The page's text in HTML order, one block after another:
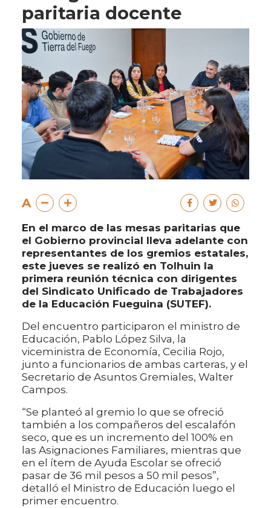
paritaria docente
A
En el marco de las mesas paritarias que
el Gobierno provincial lleva adelante con
representantes de los gremios estatales,
este jueves se realizó en Tolhuin la
primera reunión técnica con dirigentes
del Sindicato Unificado de Trabajadores
de la Educación Fueguina (SUTEF).
Del encuentro participaron el ministro de
Educación, Pablo López Silva, la
viceministra de Economía, Cecilia Rojo,
junto a funcionarios de ambas carteras, y el
Secretario de Asuntos Gremiales, Walter
Campos.
“Se planteó al gremio lo que se ofreció
también a los compañeros del escalafón
seco, que es un incremento del 100% en
las Asignaciones Familiares, mientras que
en el ítem de Ayuda Escolar se ofreció
pasar de 36 mil pesos a 50 mil pesos”,
detalló el Ministro de Educación luego el
primer encuentro.